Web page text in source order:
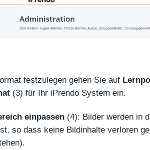
festzulegen gehen Sie auf
(3) für Ihr iPrendo System ein.
einpassen (4): Bilder werden in
so dass keine Bildinhalte verloren